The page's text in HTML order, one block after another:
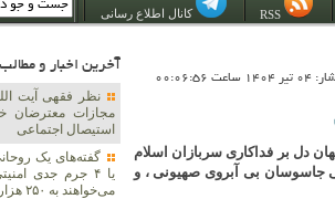
کانال اطلاع رسانی
00:06:56
دل بر فداکاری سربازان اسلام
جاسوسان بی آبروی صهیونی ، و
آخرين اخبار و مطالب
نظر فقهی آیت
مجازات
استیصال اجتماعی
یا ۴ جرم جدی
می‌خواهند به ۲۵۰ هزار نفر بپیوندند بدانند